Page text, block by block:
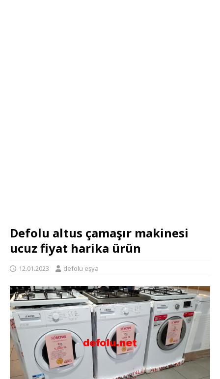
Defolu altus çamaşır makinesi
ucuz fiyat harika ürün
12.01.2023 defolu eşya